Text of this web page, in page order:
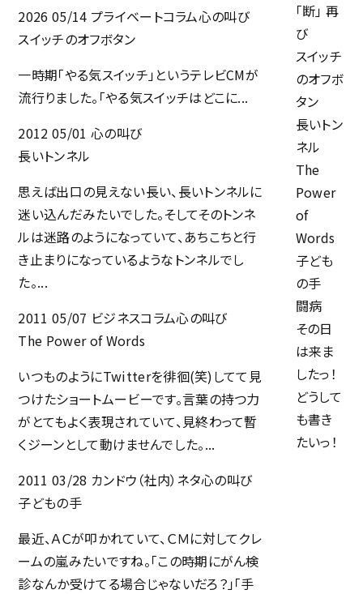
2026 05/14 プライベートコラム心の叫び
スイッチのオフボタン
一時期「やる気スイッチ」というテレビCMが
流行りました。「やる気スイッチはどこに...
2012 05/01 心の叫び
長いトンネル
思えば出口の見えない長い、長いトンネルに
迷い込んだみたいでした。そしてそのトンネ
ルは迷路のようになっていて、あちこちと行
き止まりになっているようなトンネルでし
た。...
2011 05/07 ビジネスコラム心の叫び
The Power of Words
いつものようにTwitterを徘徊(笑)してて見
つけたショートムービーです。言葉の持つ力
がとてもよく表現されていて、見終わって暫
くジーンとして動けませんでした。...
2011 03/28 カンドウ（社内）ネタ心の叫び
子どもの手
最近、ＡＣが叩かれていて、ＣＭに対してクレ
ームの嵐みたいですね。「この時期にがん検
診なんか受けてる場合じゃないだろ？」「手
「断」 再
び
スイッチ
のオフボ
タン
長いトン
ネル
The
Power
of
Words
子ども
の手
闘病
その日
は来ま
したっ！
どうして
も書き
たいっ！
ホーム
採用サイト完全ガイド
制作実績
カンドウスタイル
アクセス
トップメッセージ